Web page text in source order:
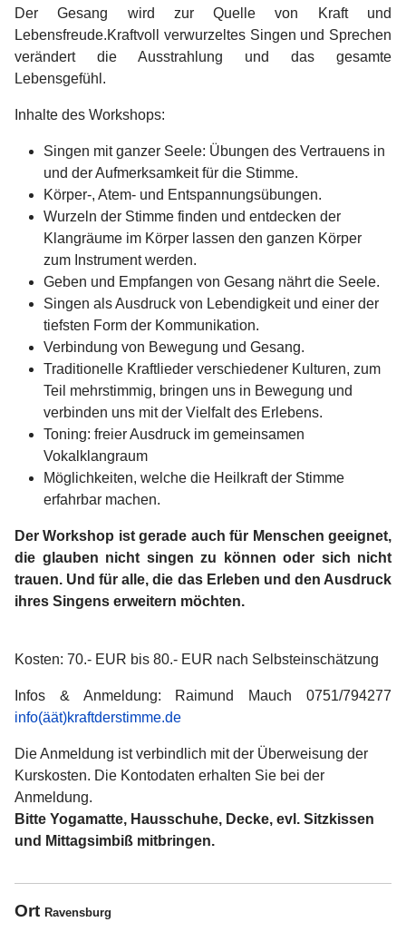
Der Gesang wird zur Quelle von Kraft und
Lebensfreude.Kraftvoll verwurzeltes Singen und Sprechen
verändert die Ausstrahlung und das gesamte
Lebensgefühl.
Inhalte des Workshops:
Singen mit ganzer Seele: Übungen des Vertrauens in
und der Aufmerksamkeit für die Stimme.
Körper-, Atem- und Entspannungsübungen.
Wurzeln der Stimme finden und entdecken der
Klangräume im Körper lassen den ganzen Körper
zum Instrument werden.
Geben und Empfangen von Gesang nährt die Seele.
Singen als Ausdruck von Lebendigkeit und einer der
tiefsten Form der Kommunikation.
Verbindung von Bewegung und Gesang.
Traditionelle Kraftlieder verschiedener Kulturen, zum
Teil mehrstimmig, bringen uns in Bewegung und
verbinden uns mit der Vielfalt des Erlebens.
Toning: freier Ausdruck im gemeinsamen
Vokalklangraum
Möglichkeiten, welche die Heilkraft der Stimme
erfahrbar machen.
Der Workshop ist gerade auch für Menschen geeignet,
die glauben nicht singen zu können oder sich nicht
trauen. Und für alle, die das Erleben und den Ausdruck
ihres Singens erweitern möchten.
Kosten: 70.- EUR bis 80.- EUR nach Selbsteinschätzung
Infos & Anmeldung: Raimund Mauch 0751/794277
info(äät)kraftderstimme.de
Die Anmeldung ist verbindlich mit der Überweisung der
Kurskosten. Die Kontodaten erhalten Sie bei der
Anmeldung.
Bitte Yogamatte, Hausschuhe, Decke, evl. Sitzkissen
und Mittagsimbiß mitbringen.
Ort Ravensburg